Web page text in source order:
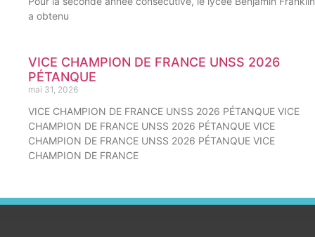
a obtenu
VICE CHAMPION DE FRANCE UNSS 2026
PÉTANQUE
mai 31, 2026
VICE CHAMPION DE FRANCE UNSS 2026 PÉTANQUE VICE
CHAMPION DE FRANCE UNSS 2026 PÉTANQUE VICE
CHAMPION DE FRANCE UNSS 2026 PÉTANQUE VICE
CHAMPION DE FRANCE